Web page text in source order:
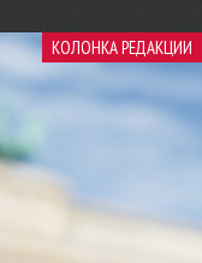
КОЛОНКА РЕДАКЦИИ